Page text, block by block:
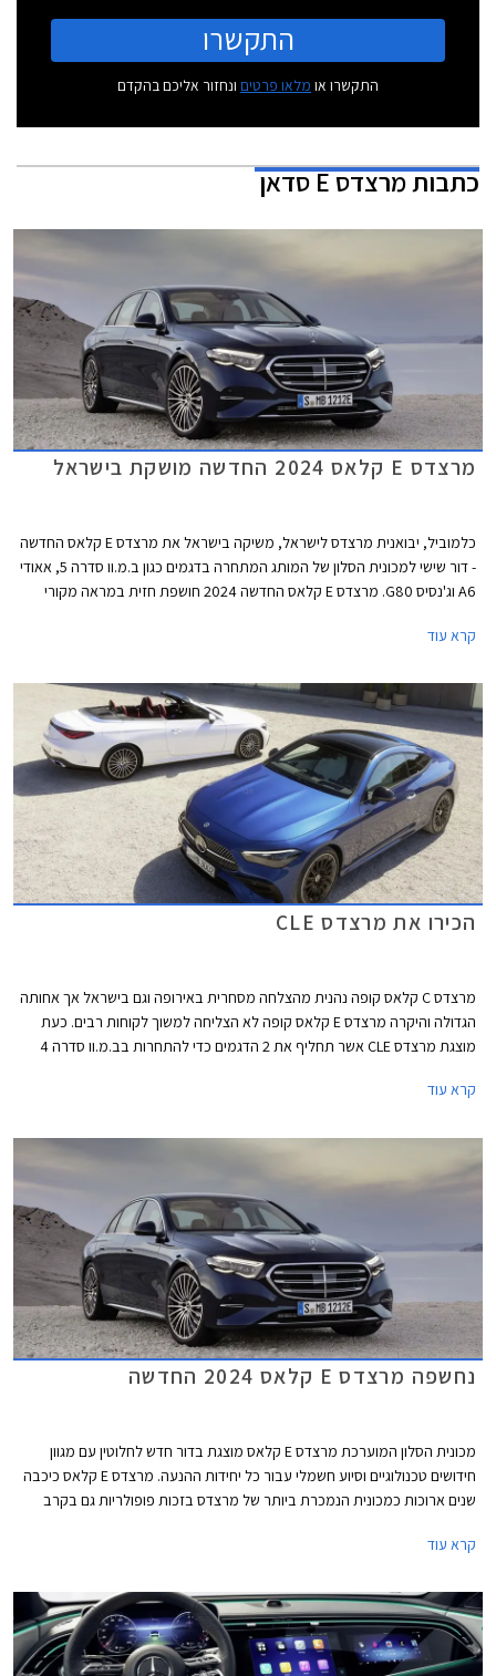
התקשרו
התקשרו או מלאו פרטים ונחזור אליכם בהקדם
כתבותמרצדס E סדאן
מרצדס E קלאס 2024 החדשה מושקת בישראל
כלמוביל, יבואנית מרצדס לישראל, משיקה בישראל את מרצדס E קלאס החדשה
- דור שישי למכונית הסלון של המותג המתחרה בדגמים כגון ב.מ.וו סדרה 5, אאודי
A6 וג'נסיס G80. מרצדס E קלאס החדשה 2024 חושפת חזית במראה מקורי
עם מסגרת עבה בצבע שחור מבריק, הגולשת אל עבר הפנסים הקדמיים אשר
סורגים קלאסי בגימור כרום. מאחור ניתן לזהות חותמת תאורה ייחודית בצורת
סמל הכוכב של מרצדס.
קרא עוד
הכירו את מרצדס CLE
מרצדס C קלאס קופה נהנית מהצלחה מסחרית באירופה וגם בישראל אך אחותה
הגדולה והיקרה מרצדס E קלאס קופה לא הצליחה למשוך לקוחות רבים. כעת
מוצגת מרצדס CLE אשר תחליף את 2 הדגמים כדי להתחרות בב.מ.וו סדרה 4
ברבעון הראשון של 2024.
קרא עוד
נחשפה מרצדס E קלאס 2024 החדשה
מכונית הסלון המוערכת מרצדס E קלאס מוצגת בדור חדש לחלוטין עם מגוון
חידושים טכנולוגיים וסיוע חשמלי עבור כל יחידות ההנעה. מרצדס E קלאס כיכבה
שנים ארוכות כמכונית הנמכרת ביותר של מרצדס בזכות פופולריות גם בקרב
חדש שיוצע גם עם יחידת הנעה חשמלית. אאודי לעומת זאת צפויה להחליף את
A6 בדור חדש שלא יוצע עוד עם מנועי בעירה פנימית.
קרא עוד